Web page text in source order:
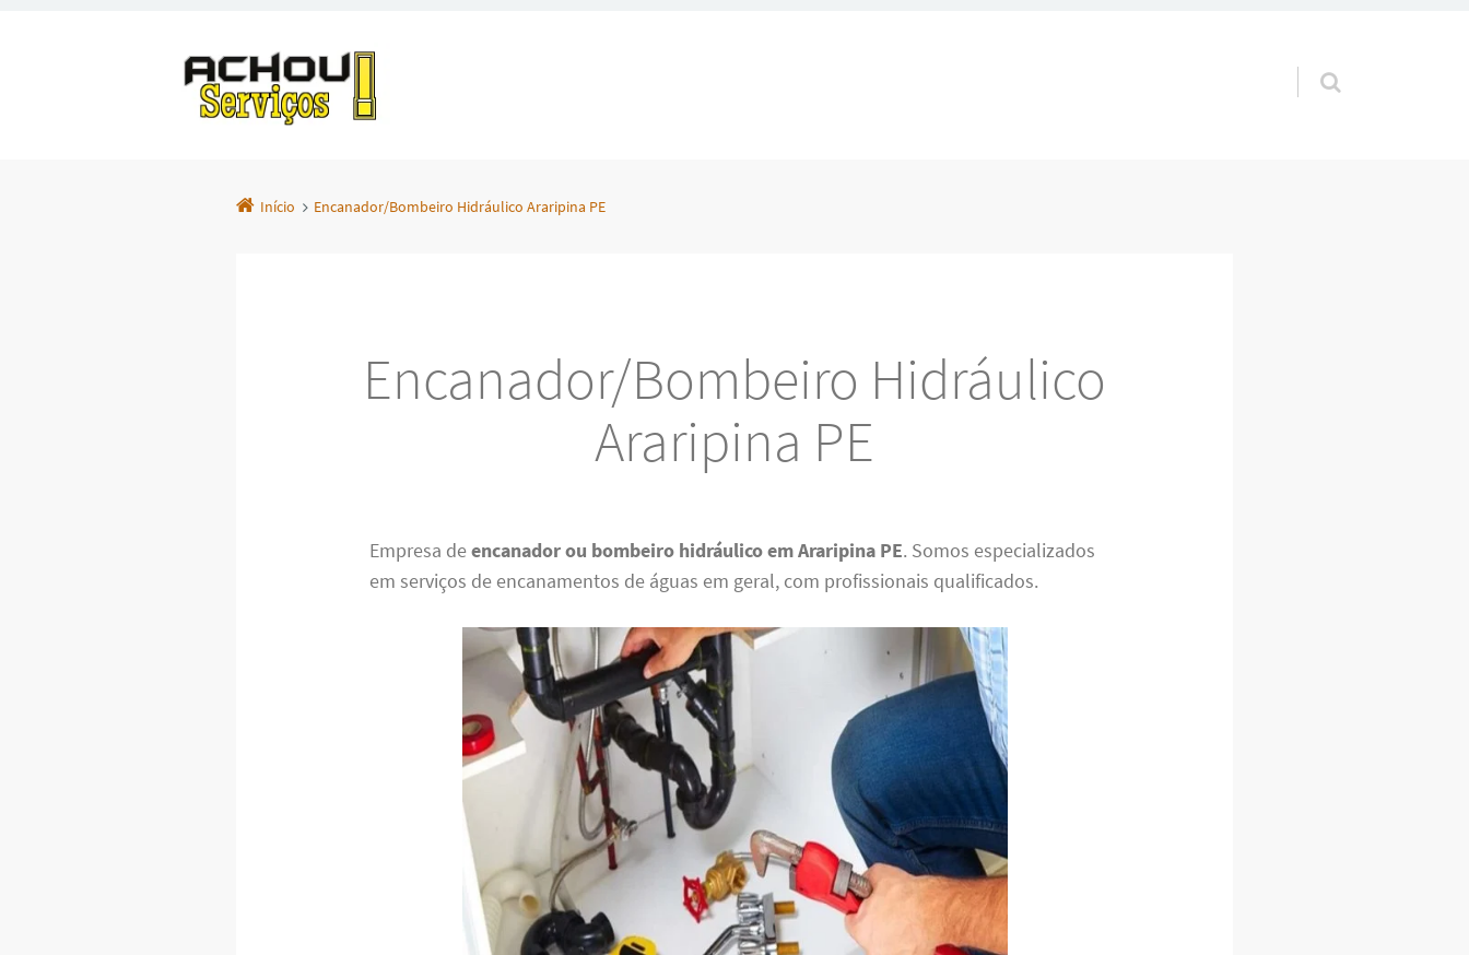
Pular para o conteúdo
Início Encanador/Bombeiro Hidráulico Araripina PE
Encanador/Bombeiro Hidráulico
Araripina PE
Empresa deencanador ou bombeiro hidráulico em Araripina PE. Somos especializados
em serviços de encanamentos de águas em geral, com profissionais qualificados.